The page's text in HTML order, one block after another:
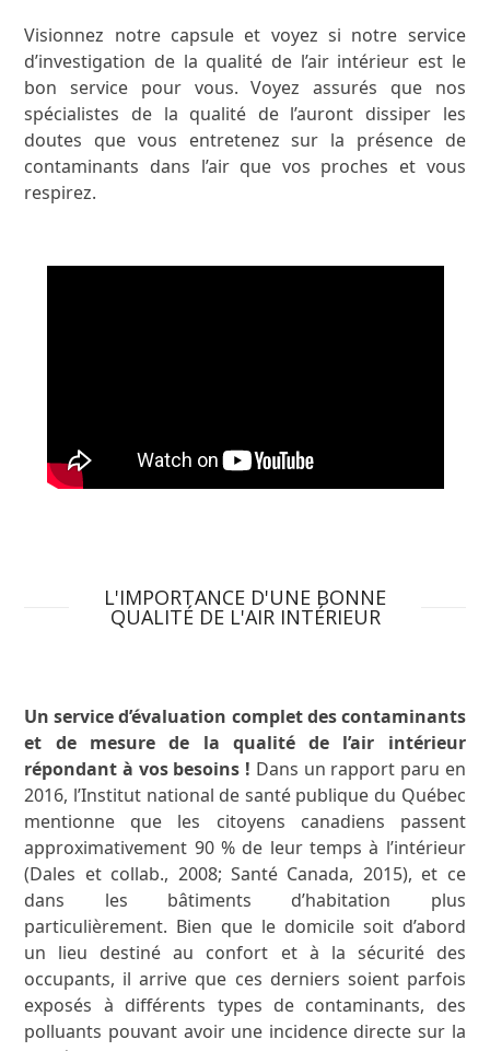
Visionnez notre capsule et voyez si notre service
d’investigation de la qualité de l’air intérieur est le
bon service pour vous. Voyez assurés que nos
spécialistes de la qualité de l’auront dissiper les
doutes que vous entretenez sur la présence de
contaminants dans l’air que vos proches et vous
respirez.
L'IMPORTANCE D'UNE BONNE
QUALITÉ DE L'AIR INTÉRIEUR
Un service d’évaluation complet des contaminants
et de mesure de la qualité de l’air intérieur
répondant à vos besoins ! Dans un rapport paru en
2016, l’Institut national de santé publique du Québec
mentionne que les citoyens canadiens passent
approximativement 90 % de leur temps à l’intérieur
(Dales et collab., 2008; Santé Canada, 2015), et ce
dans les bâtiments d’habitation plus
particulièrement. Bien que le domicile soit d’abord
un lieu destiné au confort et à la sécurité des
occupants, il arrive que ces derniers soient parfois
exposés à différents types de contaminants, des
polluants pouvant avoir une incidence directe sur la